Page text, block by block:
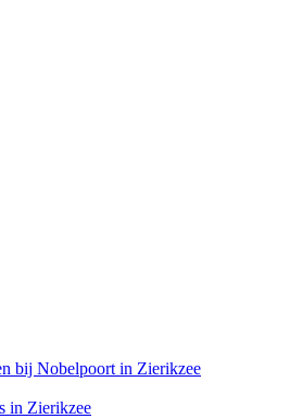
bij Nobelpoort in Zierikzee
in Zierikzee